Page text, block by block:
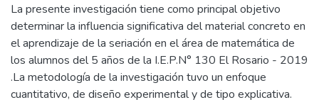
La presente investigación tiene como principal objetivo
determinar la influencia significativa del material concreto en
el aprendizaje de la seriación en el área de matemática de
los alumnos del 5 años de la I.E.P.N° 130 El Rosario - 2019
.La metodología de la investigación tuvo un enfoque
cuantitativo, de diseño experimental y de tipo explicativa.